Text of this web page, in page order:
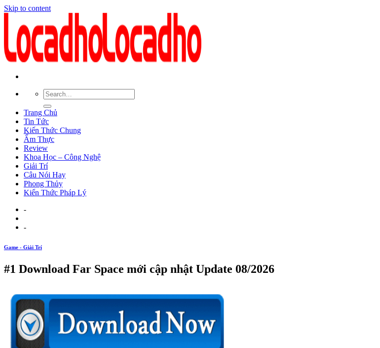
Skip to content
Trang Chủ
Tin Tức
Kiến Thức Chung
Ẩm Thực
Review
Khoa Học – Công Nghệ
Giải Trí
Câu Nói Hay
Phong Thủy
Kiến Thức Pháp Lý
-
-
Game - Giải Trí
#1 Download Far Space mới cập nhật Update 08/2026